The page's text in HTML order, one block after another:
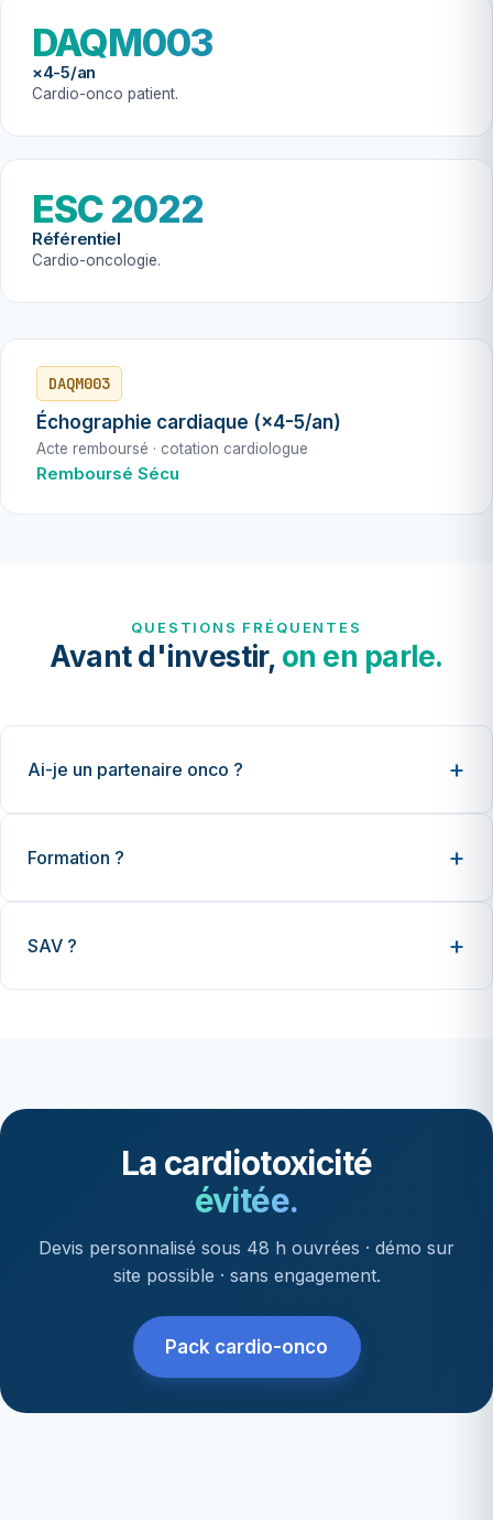
DAQM003
×4-5/an
Cardio-onco patient.
ESC 2022
Référentiel
Cardio-oncologie.
DAQM003
Échographie cardiaque (×4-5/an)
Acte remboursé · cotation cardiologue
Remboursé Sécu
QUESTIONS FRÉQUENTES
Avant d'investir, on en parle.
Ai-je un partenaire onco ?
Formation ?
SAV ?
La cardiotoxicité
évitée.
Devis personnalisé sous 48 h ouvrées · démo sur
site possible · sans engagement.
Pack cardio-onco